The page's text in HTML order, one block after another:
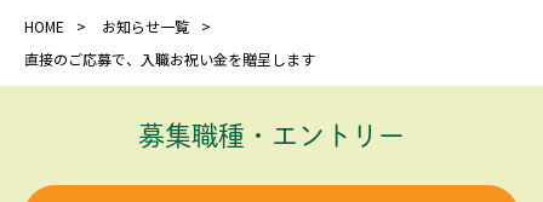
HOME
お知らせ一覧
直接のご応募で、入職お祝い金を贈呈します
募集職種・エントリー